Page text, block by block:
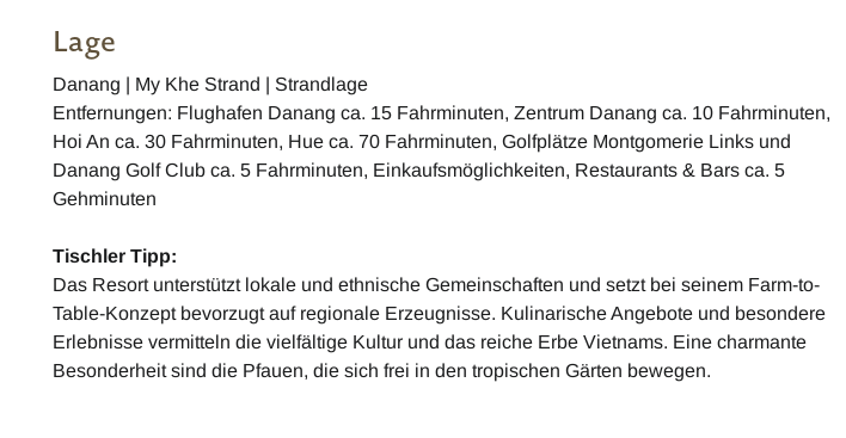
Lage
Danang | My Khe Strand | Strandlage
Entfernungen: Flughafen Danang ca. 15 Fahrminuten, Zentrum Danang ca. 10 Fahrminuten,
Hoi An ca. 30 Fahrminuten, Hue ca. 70 Fahrminuten, Golfplätze Montgomerie Links und
Danang Golf Club ca. 5 Fahrminuten, Einkaufsmöglichkeiten, Restaurants & Bars ca. 5
Gehminuten
Tischler Tipp:
Das Resort unterstützt lokale und ethnische Gemeinschaften und setzt bei seinem Farm-to-
Table-Konzept bevorzugt auf regionale Erzeugnisse. Kulinarische Angebote und besondere
Erlebnisse vermitteln die vielfältige Kultur und das reiche Erbe Vietnams. Eine charmante
Besonderheit sind die Pfauen, die sich frei in den tropischen Gärten bewegen.